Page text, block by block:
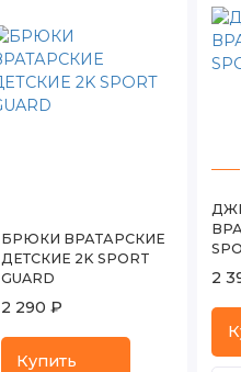
БРЮКИ ВРАТАРСКИЕ
ДЕТСКИЕ 2K SPORT
GUARD
2 290 ₽
Купить
2